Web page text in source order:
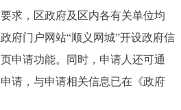
求，区政府及区内各有关单位均
府门户网站“顺义网城”开设政府信
申请功能。同时，申请人还可通
请，与申请相关信息已在《政府